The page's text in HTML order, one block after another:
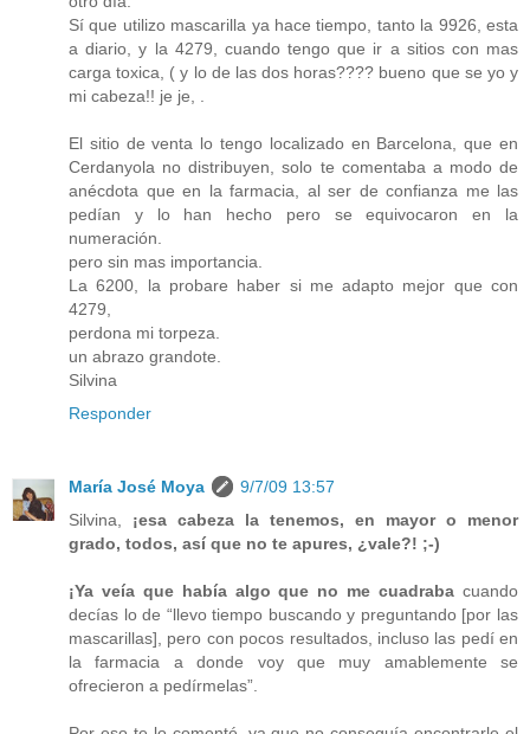
Sí que utilizo mascarilla ya hace tiempo, tanto la 9926, esta
a diario, y la 4279, cuando tengo que ir a sitios con mas
carga toxica, ( y lo de las dos horas???? bueno que se yo y
mi cabeza!! je je, .
El sitio de venta lo tengo localizado en Barcelona, que en
Cerdanyola no distribuyen, solo te comentaba a modo de
anécdota que en la farmacia, al ser de confianza me las
pedían y lo han hecho pero se equivocaron en la
numeración.
pero sin mas importancia.
La 6200, la probare haber si me adapto mejor que con
4279,
perdona mi torpeza.
un abrazo grandote.
Silvina
Responder
María José Moya
9/7/09 13:57
Silvina, ¡esa cabeza la tenemos, en mayor o menor
grado, todos, así que no te apures, ¿vale?! ;-)
¡Ya veía que había algo que no me cuadraba cuando
decías lo de “llevo tiempo buscando y preguntando [por las
mascarillas], pero con pocos resultados, incluso las pedí en
la farmacia a donde voy que muy amablemente se
ofrecieron a pedírmelas”.